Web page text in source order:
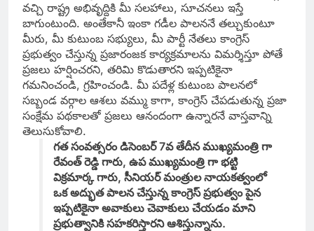
వచ్చి రాష్ట్ర అభివృద్దికి మీ సలహాలు, సూచనలు ఇస్తే
బాగుంటుంది. అంతేకానీ ఇంకా గడీల పాలననే తల్చుకుంటూ
మీరు, మీ కుటుంబ సభ్యులు, మీ పార్టీ నేతలు కాంగ్రెస్
ప్రభుత్వం చేస్తున్న ప్రజారంజక కార్యక్రమాలను విమర్శిస్తూ పోతే
ప్రజలు హర్షించరని, తరిమి కొడుతారని ఇప్పటికైనా
గమనించండి, గ్రహించండి. మీ పదేళ్ల కుటుంబ పాలనలో
సబ్బండ వర్గాల ఆశలు వమ్ము కాగా, కాంగ్రెస్ చేపడుతున్న ప్రజా
సంక్షేమ పథకాలతో ప్రజలు ఆనందంగా ఉన్నారనే వాస్తవాన్ని
తెలుసుకోవాలి.
గత సంవత్సరం డిసెంబర్ 7వ తేదీన ముఖ్యమంత్రి గా
రేవంత్ రెడ్డి గారు, ఉప ముఖ్యమంత్రి గా భట్టి
విక్రమార్క గారు, సీనియర్ మంత్రుల నాయకత్వంలో
ఒక అద్భుత పాలన చేస్తున్న కాంగ్రెస్ ప్రభుత్వం పైన
ఇప్పటికైనా అవాకులు చెవాకులు చేయడం మాని
ప్రభుత్వానికి సహకరిస్తారని ఆశిస్తున్నాను.